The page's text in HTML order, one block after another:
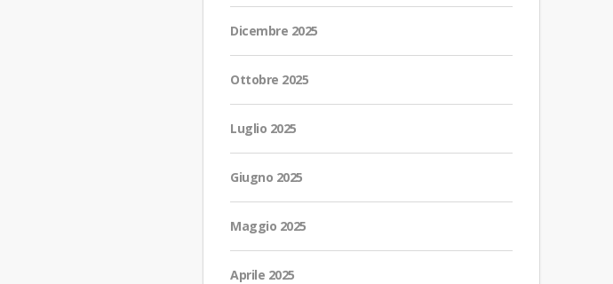
Dicembre 2025
Ottobre 2025
Luglio 2025
Giugno 2025
Maggio 2025
Aprile 2025